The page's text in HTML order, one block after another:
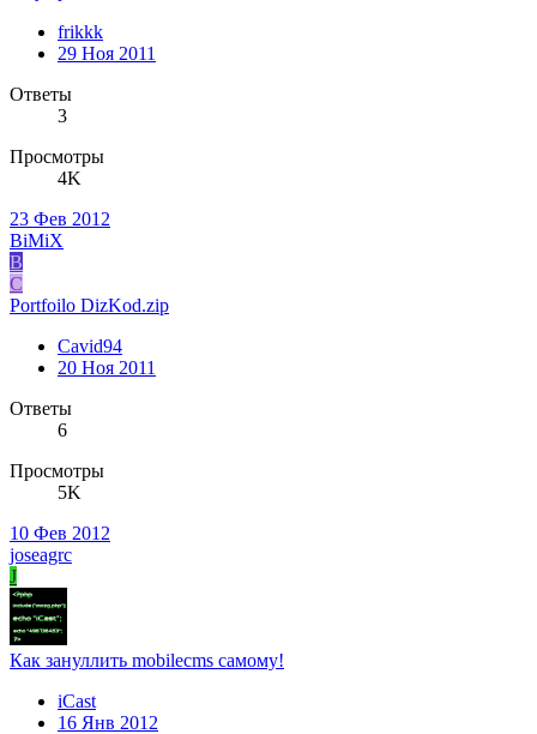
frikkk
29 Ноя 2011
Ответы
3
Просмотры
4K
23 Фев 2012
BiMiX
B
C
Portfoilo DizKod.zip
Cavid94
20 Ноя 2011
Ответы
6
Просмотры
5K
10 Фев 2012
joseagrc
J
Как зануллить mobilecms самому!
iCast
16 Янв 2012